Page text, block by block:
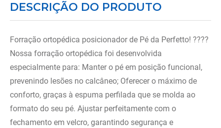
DESCRIÇÃO DO PRODUTO
Forração ortopédica posicionador de Pé da Perfetto! ????
Nossa forração ortopédica foi desenvolvida
especialmente para: Manter o pé em posição funcional,
prevenindo lesões no calcâneo; Oferecer o máximo de
conforto, graças à espuma perfilada que se molda ao
formato do seu pé. Ajustar perfeitamente com o
fechamento em velcro, garantindo segurança e